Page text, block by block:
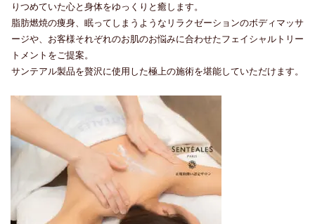
りつめていた心と身体をゆっくりと癒します。
脂肪燃焼の痩身、眠ってしまうようなリラクゼーションのボディマッサ
ージや、お客様それぞれのお肌のお悩みに合わせたフェイシャルトリー
トメントをご提案。
サンテアル製品を贅沢に使用した極上の施術を堪能していただけます。